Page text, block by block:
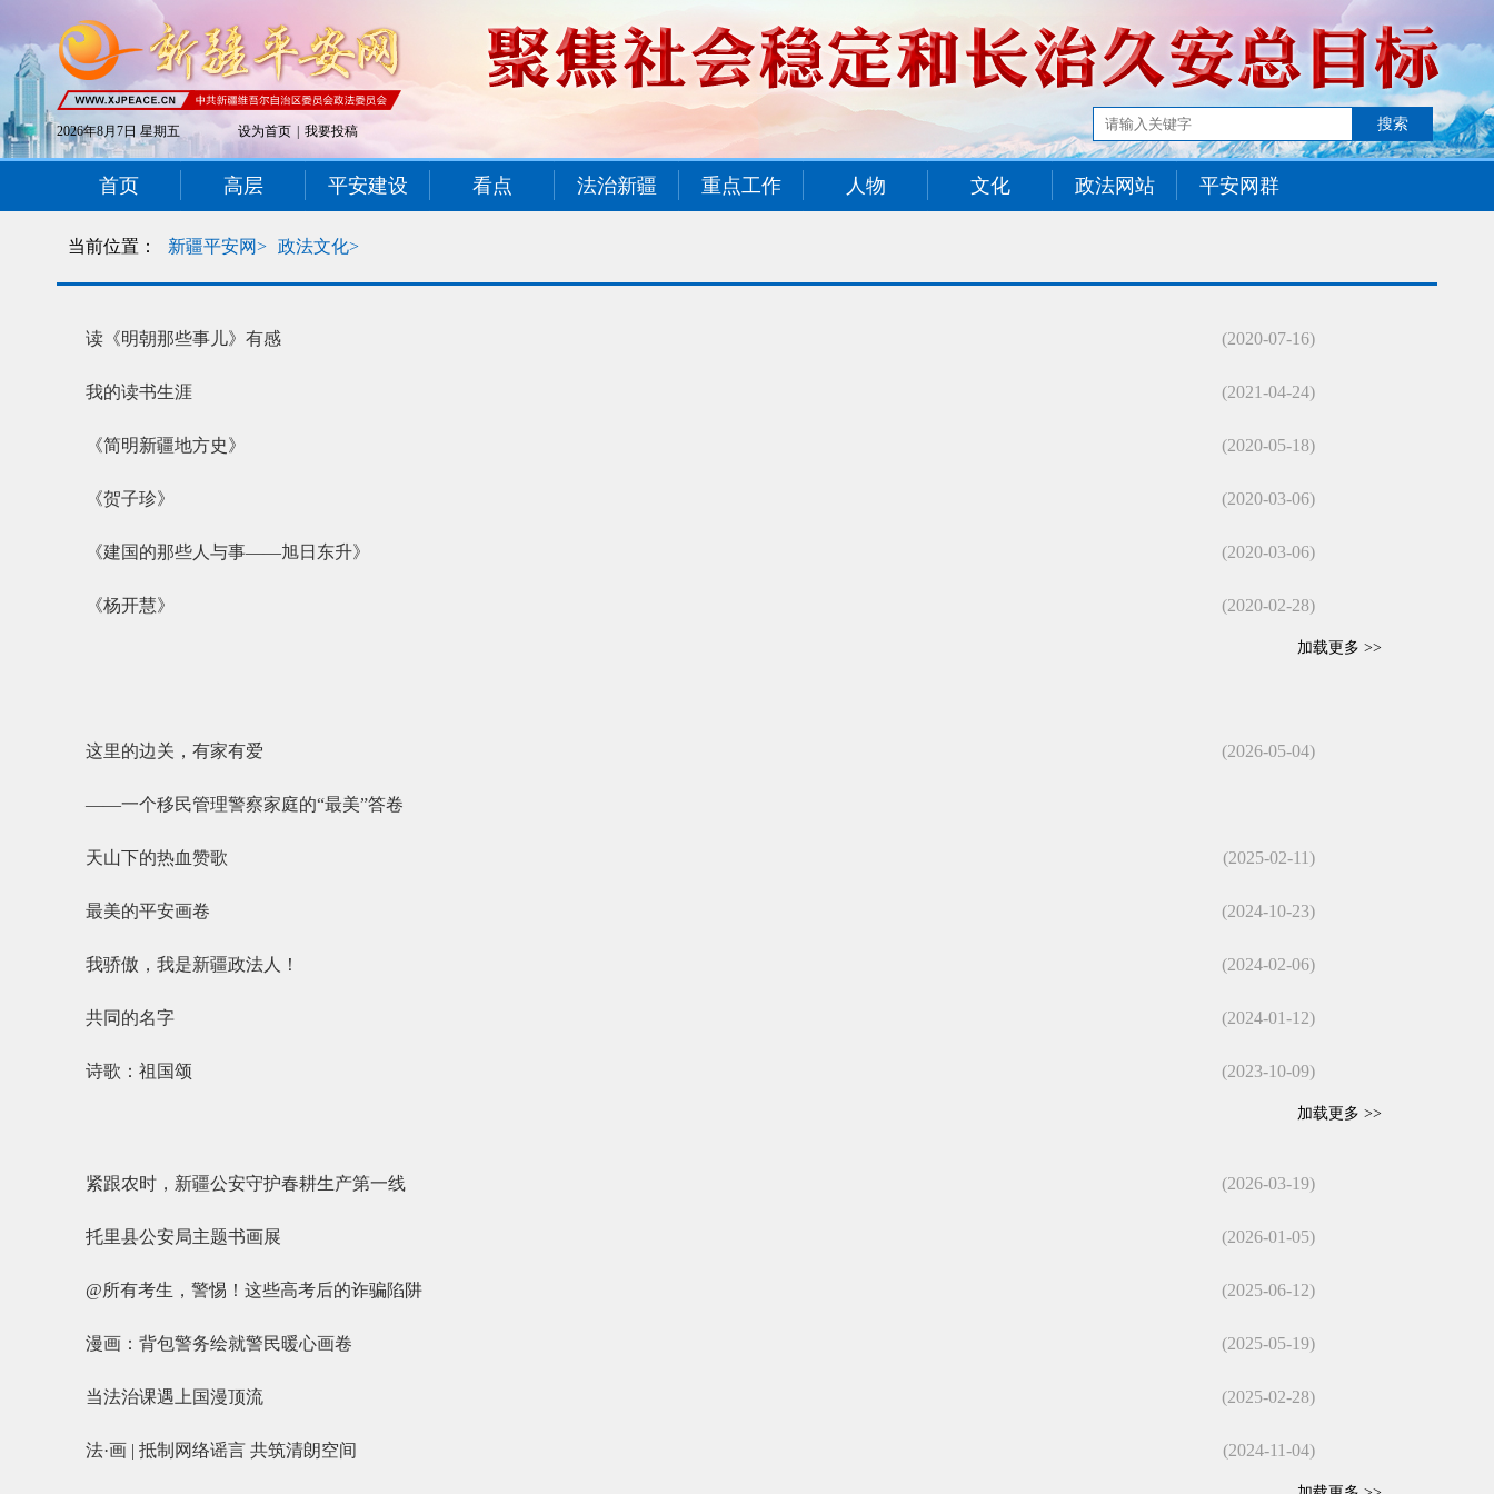
2026年8月7日 星期五 设为首页 我要投稿
首页 高层 平安建设 看点 法治新疆 重点工作 人物 文化 政法网站 平安网群
当前位置： 新疆平安网> 政法文化>
(2020-07-16)
读《明朝那些事儿》有感
(2021-04-24)
我的读书生涯
(2020-05-18)
《简明新疆地方史》
(2020-03-06)
《贺子珍》
(2020-03-06)
《建国的那些人与事——旭日东升》
(2020-02-28)
《杨开慧》
加载更多 >>
(2026-05-04)
这里的边关，有家有爱
——一个移民管理警察家庭的“最美”答卷
(2025-02-11)
天山下的热血赞歌
(2024-10-23)
最美的平安画卷
(2024-02-06)
我骄傲，我是新疆政法人！
(2024-01-12)
共同的名字
(2023-10-09)
诗歌：祖国颂
加载更多 >>
(2026-03-19)
紧跟农时，新疆公安守护春耕生产第一线
(2026-01-05)
托里县公安局主题书画展
(2025-06-12)
@所有考生，警惕！这些高考后的诈骗陷阱
(2025-05-19)
漫画：背包警务绘就警民暖心画卷
(2025-02-28)
当法治课遇上国漫顶流
(2024-11-04)
法·画 | 抵制网络谣言 共筑清朗空间